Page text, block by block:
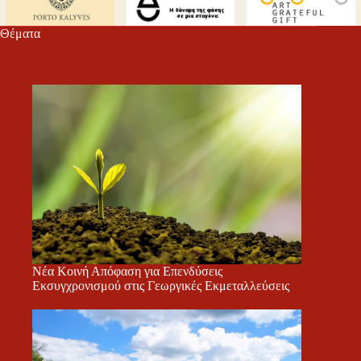
τε
Θέματα
Νέα Κοινή Απόφαση για Επενδύσεις
Εκσυγχρονισμού στις Γεωργικές Εκμεταλλεύσεις